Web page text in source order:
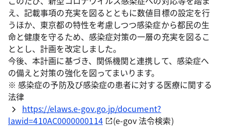
え、記載事項の充実を図るとともに数値目標の設定を行
うほか、東京都の特性を考慮しつつ感染症から都民の生
命と健康を守るため、感染症対策の一層の充実を図るこ
ととし、計画を改定しました。
今後、本計画に基づき、関係機関と連携して、感染症へ
の備えと対策の強化を図ってまいります。
※ 感染症の予防及び感染症の患者に対する医療に関する
法律
https://elaws.e-gov.go.jp/document?
lawid=410AC0000000114
(e-gov 法令検索)